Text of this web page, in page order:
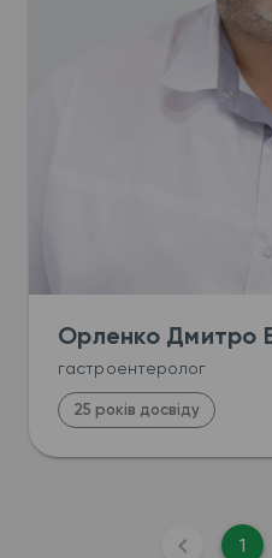
Орленко Дмитро
гастроентеролог
25 років досвіду
1